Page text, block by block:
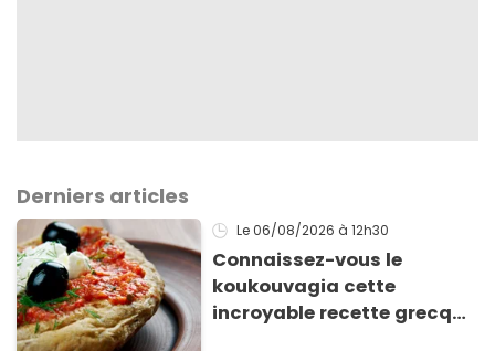
Derniers articles
Le 06/08/2026 à 12h30
Connaissez-vous le
koukouvagia cette
incroyable recette grecque